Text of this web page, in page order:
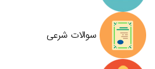
سوالات شرعی